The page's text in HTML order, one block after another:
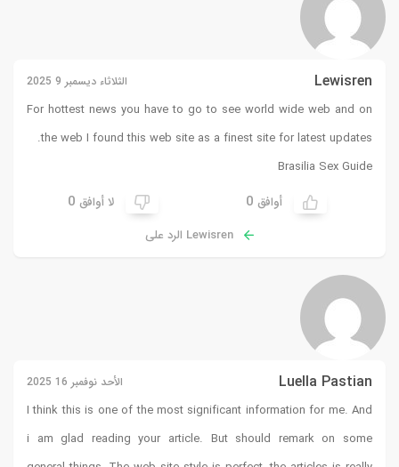
Lewisren الثلاثاء ديسمبر 9 2025
For hottest news you have to go to see world wide web and on
the web I found this web site as a finest site for latest updates.
Brasilia Sex Guide
أوافق 0 لا أوافق 0
Lewisren الرد على
Luella Pastian الأحد نوفمبر 16 2025
I think this is one of the most significant information for me. And
i am glad reading your article. But should remark on some